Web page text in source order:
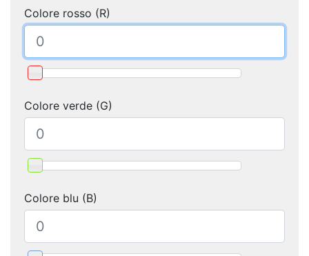
Colore rosso (R)
Colore verde (G)
Colore blu (B)